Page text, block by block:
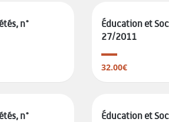
n°
Éducation et
27/2011
32.00€
n°
Éducation et